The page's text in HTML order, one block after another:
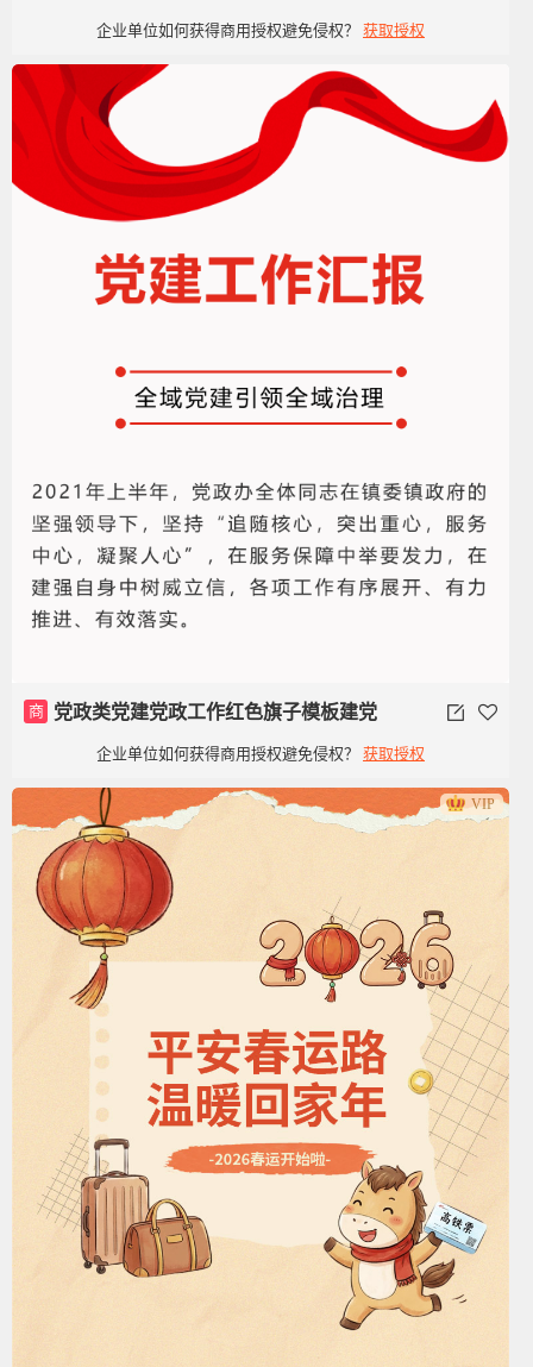
企业单位如何获得商用授权避免侵权？ 获取授权
商 党政类党建党政工作红色旗子模板建党
企业单位如何获得商用授权避免侵权？ 获取授权
VIP